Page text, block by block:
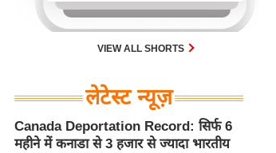
पूरे साल की तुलना में 2026 की पहली
छमाही में ज़्यादा भारतीयों को वापस भेजा
VIEW ALL SHORTS
लेटेस्ट न्यूज़
Canada Deportation Record: सिर्फ 6
महीने में कनाडा से 3 हजार से ज्यादा भारतीय